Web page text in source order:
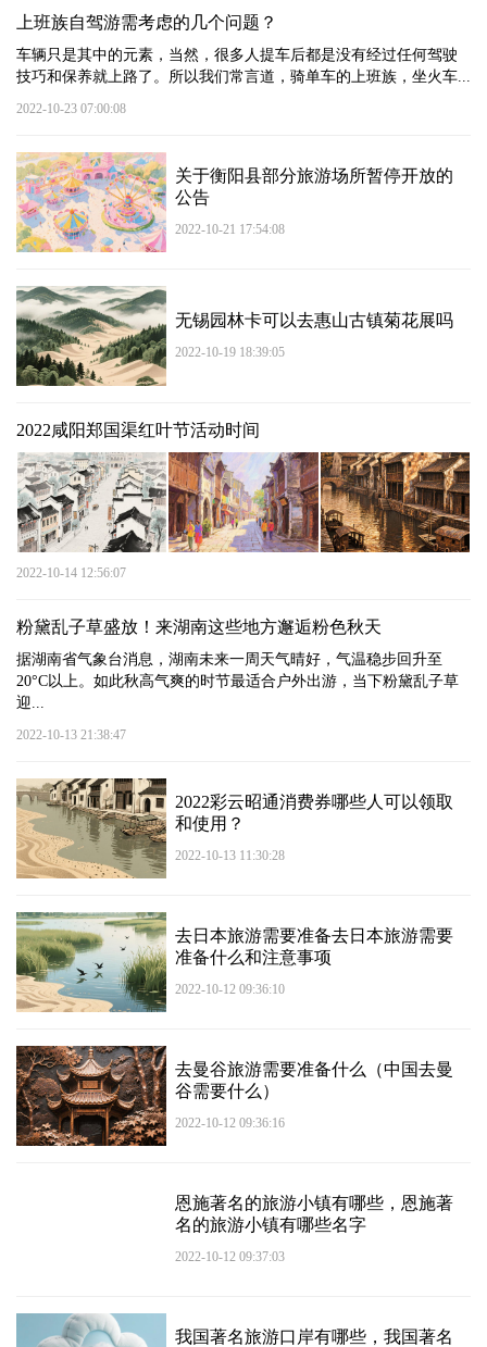
上班族自驾游需考虑的几个问题？
车辆只是其中的元素，当然，很多人提车后都是没有经过任何驾驶
技巧和保养就上路了。所以我们常言道，骑单车的上班族，坐火车...
2022-10-23 07:00:08
关于衡阳县部分旅游场所暂停开放的
公告
2022-10-21 17:54:08
无锡园林卡可以去惠山古镇菊花展吗
2022-10-19 18:39:05
2022咸阳郑国渠红叶节活动时间
2022-10-14 12:56:07
粉黛乱子草盛放！来湖南这些地方邂逅粉色秋天
据湖南省气象台消息，湖南未来一周天气晴好，气温稳步回升至
20°C以上。如此秋高气爽的时节最适合户外出游，当下粉黛乱子草
迎...
2022-10-13 21:38:47
2022彩云昭通消费券哪些人可以领取
和使用？
2022-10-13 11:30:28
去日本旅游需要准备去日本旅游需要
准备什么和注意事项
2022-10-12 09:36:10
去曼谷旅游需要准备什么（中国去曼
谷需要什么）
2022-10-12 09:36:16
恩施著名的旅游小镇有哪些，恩施著
名的旅游小镇有哪些名字
2022-10-12 09:37:03
我国著名旅游口岸有哪些，我国著名